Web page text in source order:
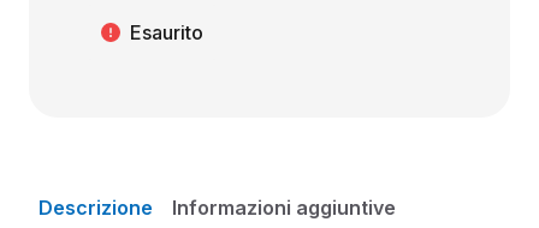
Esaurito
Descrizione Informazioni aggiuntive